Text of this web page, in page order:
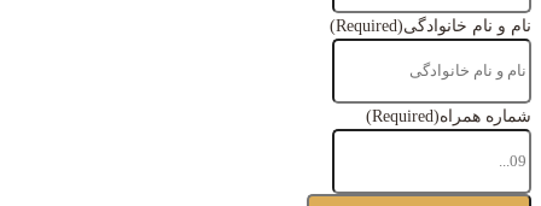
نام و نام خانوادگی(Required)
شماره همراه(Required)